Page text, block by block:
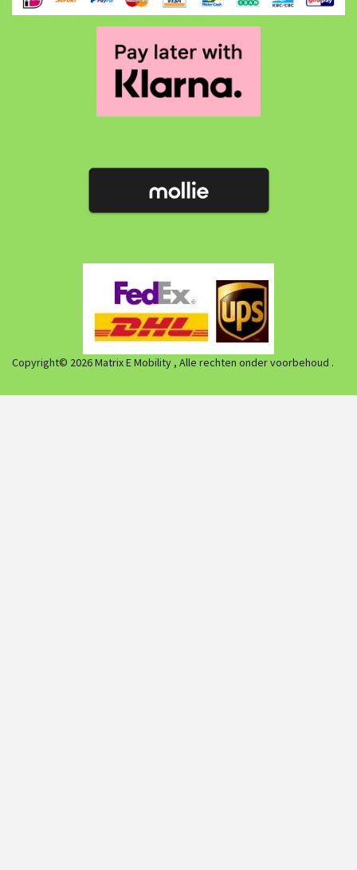
Copyright© 2026 Matrix E Mobility , Alle rechten onder voorbehoud .